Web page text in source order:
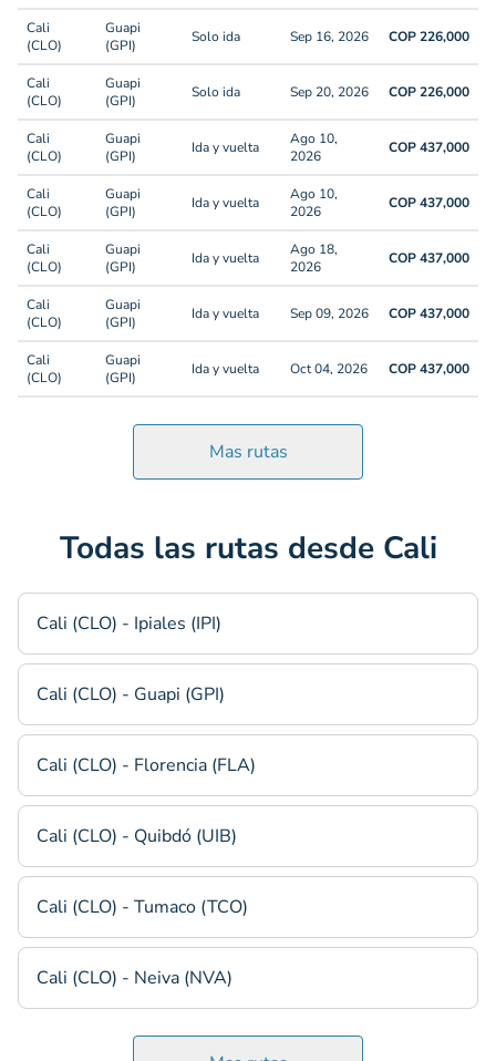
Cali
(CLO)
Guapi
(GPI)
Solo ida Sep 16, 2026 COP 226,000
Cali
(CLO)
Guapi
(GPI)
Solo ida Sep 20, 2026 COP 226,000
Cali
(CLO)
Guapi
(GPI)
Ida y vuelta
Ago 10,
2026
COP 437,000
Cali
(CLO)
Guapi
(GPI)
Ida y vuelta
Ago 10,
2026
COP 437,000
Cali
(CLO)
Guapi
(GPI)
Ida y vuelta
Ago 18,
2026
COP 437,000
Cali
(CLO)
Guapi
(GPI)
Ida y vuelta Sep 09, 2026 COP 437,000
Cali
(CLO)
Guapi
(GPI)
Ida y vuelta Oct 04, 2026 COP 437,000
Mas rutas
Todas las rutas desde Cali
Cali (CLO) - Ipiales (IPI)
Cali (CLO) - Guapi (GPI)
Cali (CLO) - Florencia (FLA)
Cali (CLO) - Quibdó (UIB)
Cali (CLO) - Tumaco (TCO)
Cali (CLO) - Neiva (NVA)